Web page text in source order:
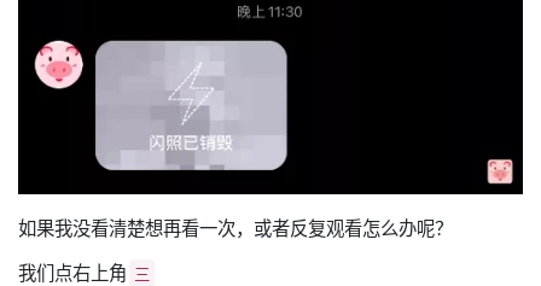
如果我没看清楚想再看一次，或者反复观看怎么办呢？
我们点右上角 三